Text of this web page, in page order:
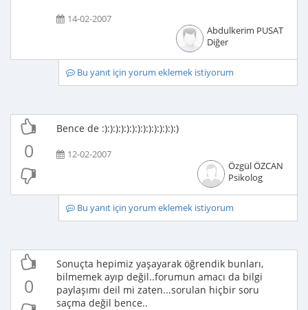
14-02-2007
Abdulkerim PUSAT
Diğer
Bu yanıt için yorum eklemek istiyorum
0
Bence de :):):):):):):):):):):):):):)
12-02-2007
Özgül ÖZCAN
Psikolog
Bu yanıt için yorum eklemek istiyorum
0
Sonuçta hepimiz yaşayarak öğrendik bunları,
bilmemek ayıp değil..forumun amacı da bilgi
paylaşımı deil mi zaten...sorulan hiçbir soru
saçma değil bence..